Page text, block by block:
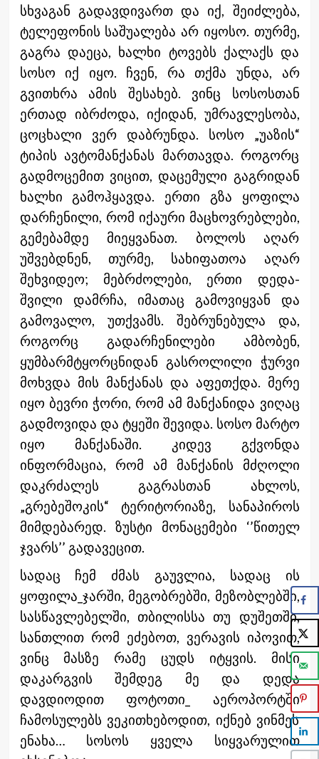
სხვაგან გადავდივართ და იქ, შეიძლება,
ტელეფონის საშუალება არ იყოსო. თურმე,
გაგრა დაეცა, ხალხი ტოვებს ქალაქს და
სოსო იქ იყო. ჩვენ, რა თქმა უნდა, არ
გვითხრა ამის შესახებ. ვინც სოსოსთან
ერთად იბრძოდა, იქიდან, უმრავლესობა,
ცოცხალი ვერ დაბრუნდა. სოსო „უაზის“
ტიპის ავტომანქანას მართავდა. როგორც
გადმოცემით ვიცით, დაცემული გაგრიდან
ხალხი გამოჰყავდა. ერთი გზა ყოფილა
დარჩენილი, რომ იქაური მაცხოვრებლები,
გემებამდე მიეყვანათ. ბოლოს აღარ
უშვებდნენ, თურმე, სახიფათოა აღარ
შეხვიდეო; მებრძოლები, ერთი დედა-
შვილი დამრჩა, იმათაც გამოვიყვან და
გამოვალო, უთქვამს. შებრუნებულა და,
როგორც გადარჩენილები ამბობენ,
ყუმბარმტყორცნიდან გასროლილი ჭურვი
მოხვდა მის მანქანას და აფეთქდა. მერე
იყო ბევრი ჭორი, რომ ამ მანქანიდა ვიღაც
გადმოვიდა და ტყეში შევიდა. სოსო მარტო
იყო მანქანაში. კიდევ გქვონდა
ინფორმაცია, რომ ამ მანქანის მძღოლი
დაკრძალეს გაგრასთან ახლოს,
„გრებეშოკის“ ტერიტორიაზე, სანაპიროს
მიმდებარედ. ზუსტი მონაცემები ‘’წითელ
ჯვარს’’ გადავეცით.
სადაც ჩემ ძმას გაუვლია, სადაც ის
ყოფილა_ჯარში, მეგობრებში, მეზობლებში,
სასწავლებელში, თბილისსა თუ დუშეთში,
სანთლით რომ ეძებოთ, ვერავის იპოვით,
ვინც მასზე რამე ცუდს იტყვის. მისი
დაკარგვის შემდეგ მე და დედა
დავდიოდით ფოტოთი_ აეროპორტში
ჩამოსულებს ვეკითხებოდით, იქნებ ვინმეს
ენახა… სოსოს ყველა სიყვარულით